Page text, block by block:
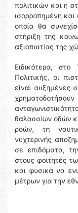
πολιτικών και η
ισορροπημένη και
οποία θα
στήριξη της
αξιοπιστίας της
Ειδικότερα, στο
Πολιτικής, οι
είναι αυξημένες
θαλασσίων οδών
ροών, τη
νυχτερινής
σε επιδόματα,
στους φοιτητές
και φυσικά να
μέτρων για την